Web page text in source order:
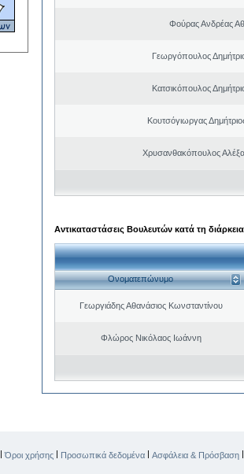
Φούρας Ανδρέας
Γεωργόπουλος
Κατσικόπουλος
Κουτσόγιωργας
Χρυσανθακόπουλος
Αντικαταστάσεις Βουλευτών κατά τη
Ονοματεπώνυμο
Γεωργιάδης Αθανάσιος Κωνσταντίνου
Φλώρος Νικόλαος Ιωάννη
|Όροι χρήσης | Προσωπικά δεδομένα | Ασφάλεια & Πρόσβαση